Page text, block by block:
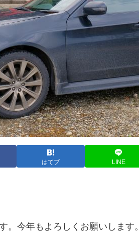
はてブ LINE
。今年もよろしくお願いします。